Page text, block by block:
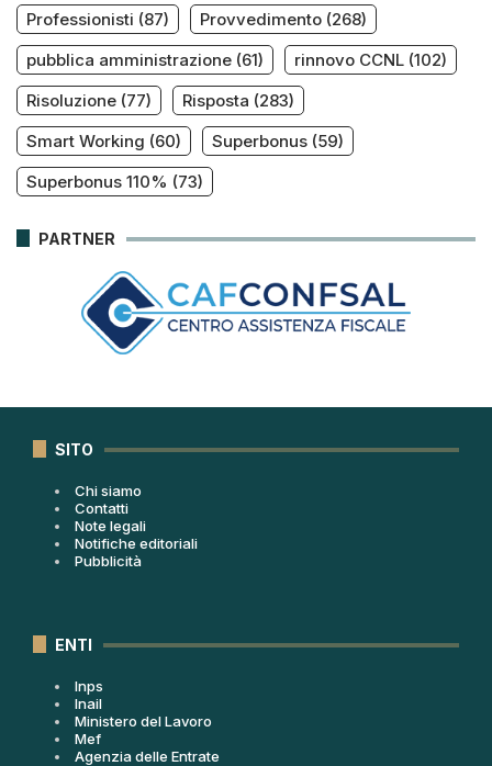
Professionisti (87) Provvedimento (268)
pubblica amministrazione (61) rinnovo CCNL (102)
Risoluzione (77) Risposta (283)
Smart Working (60) Superbonus (59)
Superbonus 110% (73)
PARTNER
SITO
Chi siamo
Contatti
Note legali
Notifiche editoriali
Pubblicità
ENTI
Inps
Inail
Ministero del Lavoro
Mef
Agenzia delle Entrate